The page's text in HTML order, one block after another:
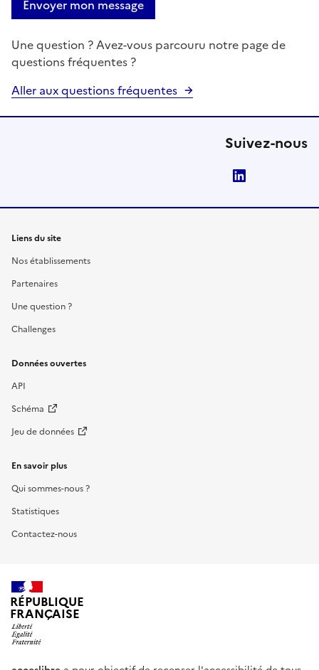
Envoyer mon message
Une question ? Avez-vous parcouru notre page de
questions fréquentes ?
Aller aux questions fréquentes
Suivez-nous
Liens du site
Nos établissements
Partenaires
Une question ?
Challenges
Données ouvertes
API
Schéma
Jeu de données
En savoir plus
Qui sommes-nous ?
Statistiques
Contactez-nous
RÉPUBLIQUE
FRANÇAISE